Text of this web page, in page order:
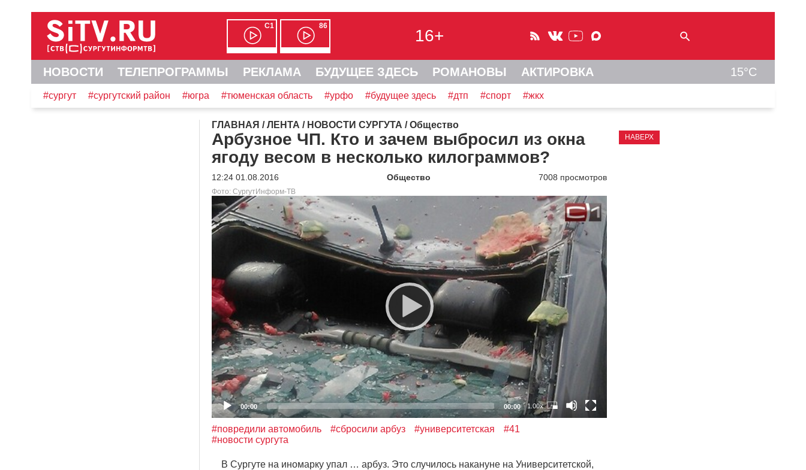
С1 86
16+
НОВОСТИ ТЕЛЕПРОГРАММЫ РЕКЛАМА БУДУЩЕЕ ЗДЕСЬ РОМАНОВЫ АКТИРОВКА 15°C
#сургут #сургутский район #югра #тюменская область #урфо #будущее здесь #дтп #спорт #жкх
ГЛАВНАЯ /ЛЕНТА / НОВОСТИ СУРГУТА /Общество
Арбузное ЧП. Кто и зачем выбросил из окна
ягоду весом в несколько килограммов?
12:24 01.08.2016 Общество 7008 просмотров
Фото: СургутИнформ-ТВ
Видеоплеер
00:00 00:00 1.00x
#повредили автомобиль #сбросили арбуз #университетская
#41
#новости сургута
В Сургуте на иномарку упал … арбуз. Это случилось накануне на Университетской,
НАВЕРХ